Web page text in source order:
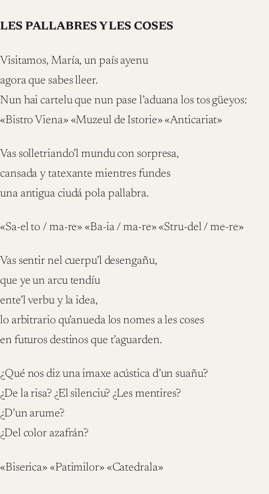
LES PALLABRES Y LES COSES
Visitamos, María, un país ayenu
agora que sabes lleer.
Nun hai cartelu que nun pase l’aduana los tos güeyos:
«Bistro Viena» «Muzeul de Istorie» «Anticariat»
Vas solletriando’l mundu con sorpresa,
cansada y tatexante mientres fundes
una antigua ciudá pola pallabra.
«Sa-el to / ma-re» «Ba-ia / ma-re» «Stru-del / me-re»
Vas sentir nel cuerpu’l desengañu,
que ye un arcu tendíu
ente’l verbu y la idea,
lo arbitrario qu’anueda los nomes a les coses
en futuros destinos que t’aguarden.
¿Qué nos diz una imaxe acústica d’un suañu?
¿De la risa? ¿El silenciu? ¿Les mentires?
¿D’un arume?
¿Del color azafrán?
«Biserica» «Patimilor» «Catedrala»